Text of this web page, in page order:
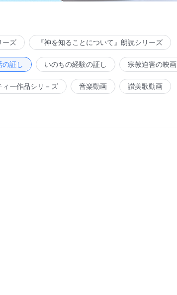
ーズ 『神を知ることについて』朗読シリーズ
の証し いのちの経験の証し 宗教迫害の映画
ー作品シリ－ズ 音楽動画 讃美歌動画